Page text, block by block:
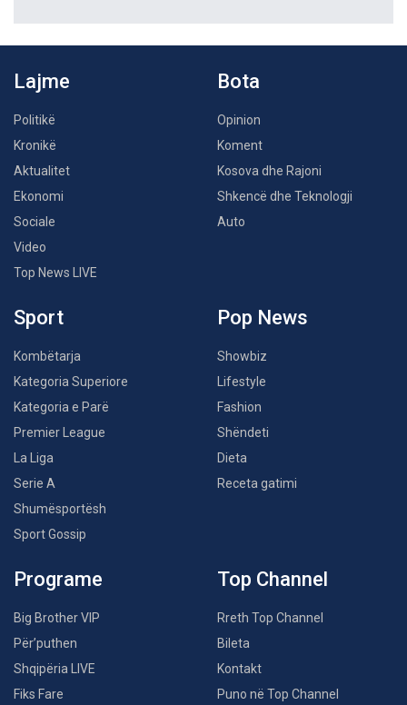
Lajme
Politikë
Kronikë
Aktualitet
Ekonomi
Sociale
Video
Top News LIVE
Bota
Opinion
Koment
Kosova dhe Rajoni
Shkencë dhe Teknologji
Auto
Sport
Kombëtarja
Kategoria Superiore
Kategoria e Parë
Premier League
La Liga
Serie A
Shumësportësh
Sport Gossip
Pop News
Showbiz
Lifestyle
Fashion
Shëndeti
Dieta
Receta gatimi
Programe
Big Brother VIP
Për’puthen
Shqipëria LIVE
Fiks Fare
Top Channel
Rreth Top Channel
Bileta
Kontakt
Puno në Top Channel